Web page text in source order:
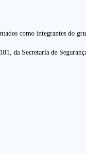
como integrantes do
da Secretaria de